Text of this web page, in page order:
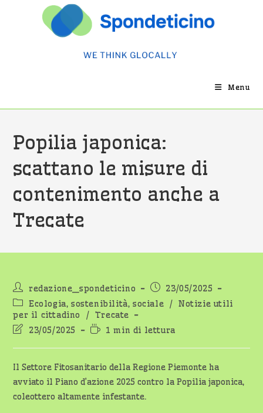
Menu
Popilia japonica:
scattano le misure di
contenimento anche a
Trecate
Autore
dell'articolo:
redazione_spondeticino
Articolo
pubblicato:
23/05/2025
Categoria
dell'articolo:
Ecologia, sostenibilità, sociale / Notizie utili
per il cittadino
/ Trecate
Ultima
dell'articolo:
23/05/2025
Tempo
lettura:
1 min di lettura
Il Settore Fitosanitario della Regione Piemonte ha
avviato il Piano d’azione 2025 contro la Popilia japonica,
coleottero altamente infestante.